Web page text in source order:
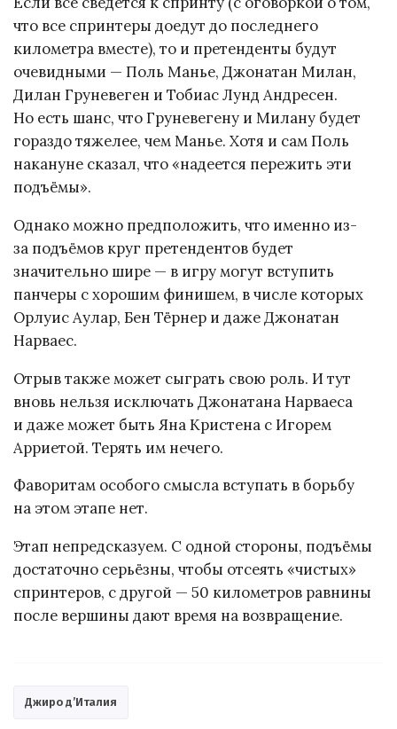
что все спринтеры доедут до последнего
километра вместе), то и претенденты будут
очевидными — Поль Манье, Джонатан Милан,
Дилан Груневеген и Тобиас Лунд Андресен.
Но есть шанс, что Груневегену и Милану будет
гораздо тяжелее, чем Манье. Хотя и сам Поль
накануне сказал, что «надеется пережить эти
подъёмы».
Однако можно предположить, что именно из-
за подъёмов круг претендентов будет
значительно шире — в игру могут вступить
панчеры с хорошим финишем, в числе которых
Орлуис Аулар, Бен Тёрнер и даже Джонатан
Нарваес.
Отрыв также может сыграть свою роль. И тут
вновь нельзя исключать Джонатана Нарваеса
и даже может быть Яна Кристена с Игорем
Арриетой. Терять им нечего.
Фаворитам особого смысла вступать в борьбу
на этом этапе нет.
Этап непредсказуем. С одной стороны, подъёмы
достаточно серьёзны, чтобы отсеять «чистых»
спринтеров, с другой — 50 километров равнины
после вершины дают время на возвращение.
Джиро д’Италия